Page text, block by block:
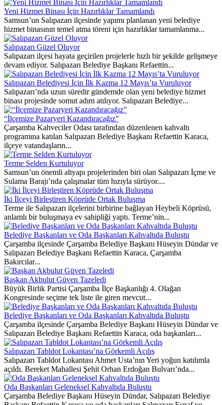
Yeni Hizmet Binası İçin Hazırlıklar Tamamlandı
Samsun’un Salıpazarı ilçesinde yapımı planlanan yeni belediye
hizmet binasının temel atma töreni için hazırlıklar tamamlanma...
Salıpazarı Güzel Oluyor
Salıpazarı ilçesi hayata geçirilen projelerle hızlı bir şekilde gelişmeye
devam ediyor. Salıpazarı Belediye Başkanı Refaettin...
Salıpazarı Belediyesi İçin İlk Kazma 12 Mayıs’ta Vuruluyor
Salıpazarı’nda uzun süredir gündemde olan yeni belediye hizmet
binası projesinde somut adım atılıyor. Salıpazarı Belediye...
“İlçemize Pazaryeri Kazandıracağız”
Çarşamba Kahveciler Odası tarafından düzenlenen kahvaltı
programına katılan Salıpazarı Belediye Başkanı Refaettin Karaca,
ilçeye vatandaşların...
Terme Selden Kurtuluyor
Samsun’un önemli altyapı projelerinden biri olan Salıpazarı İçme ve
Sulama Barajı’nda çalışmalar tüm hızıyla sürüyor....
İki İlçeyi Birleştiren Köprüde Ortak Buluşma
Terme ile Salıpazarı ilçelerini birbirine bağlayan Heybeli Köprüsü,
anlamlı bir buluşmaya ev sahipliği yaptı. Terme’nin...
Belediye Başkanları ve Oda Başkanları Kahvaltıda Buluştu
Çarşamba ilçesinde Çarşamba Belediye Başkanı Hüseyin Dündar ve
Salıpazarı Belediye Başkanı Refaettin Karaca, Çarşamba
Bakırcılar...
Başkan Akbulut Güven Tazeledi
Büyük Birlik Partisi Çarşamba İlçe Başkanlığı 4. Olağan
Kongresinde seçime tek liste ile giren mevcut...
Belediye Başkanları ve Oda Başkanları Kahvaltıda Buluştu
Çarşamba ilçesinde Çarşamba Belediye Başkanı Hüseyin Dündar ve
Salıpazarı Belediye Başkanı Refaettin Karaca, oda başkanları...
Salıpazarı Tabldot Lokantası’na Görkemli Açılış
Salıpazarı Tabldot Lokantası Ahmet Usta’nın Yeri yoğun katılımla
açıldı. Bereket Mahallesi Şehit Orhan Erdoğan Bulvarı’nda...
Oda Başkanları Geleneksel Kahvaltıda Buluştu
Çarşamba Belediye Başkanı Hüseyin Dündar, Salıpazarı Belediye